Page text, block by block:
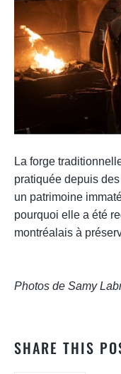
La forge
pratiquée depuis
un patrimoine
pourquoi elle a été
montréalais à
Photos de Samy
SHARE THIS